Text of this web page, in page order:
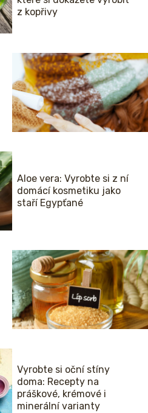
z kopřivy
Aloe vera: Vyrobte si z ní
domácí kosmetiku jako
staří Egypťané
Vyrobte si oční stíny
doma: Recepty na
práškové, krémové i
minerální varianty